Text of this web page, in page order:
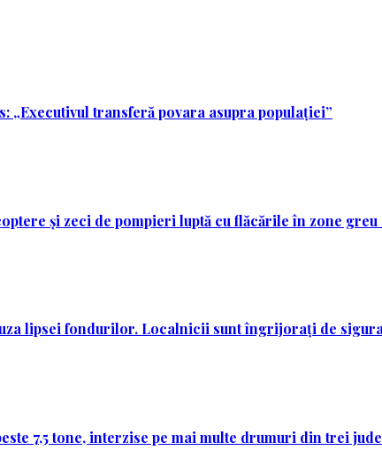
transferă povara asupra populației”
și zeci de pompieri luptă cu flăcările în zone greu
lipsei fondurilor. Localnicii sunt îngrijorați de
7,5 tone, interzise pe mai multe drumuri din trei